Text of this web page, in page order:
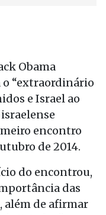
Obama
“extraordinário
e Israel ao
encontro
de 2014.
do encontrou,
das
além de afirmar